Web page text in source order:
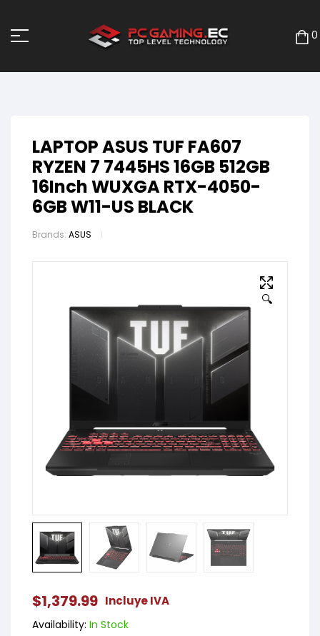
0
LAPTOP ASUS TUF FA607
RYZEN 7 7445HS 16GB 512GB
16Inch WUXGA RTX-4050-
6GB W11-US BLACK
Brands: ASUS
🔍
$1,379.99 Incluye IVA
Availability: In Stock